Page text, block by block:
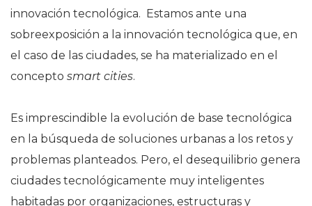
innovación tecnológica. Estamos ante una
sobreexposición a la innovación tecnológica que, en
el caso de las ciudades, se ha materializado en el
concepto smart cities.
Es imprescindible la evolución de base tecnológica
en la búsqueda de soluciones urbanas a los retos y
problemas planteados. Pero, el desequilibrio genera
ciudades tecnológicamente muy inteligentes
habitadas por organizaciones, estructuras y